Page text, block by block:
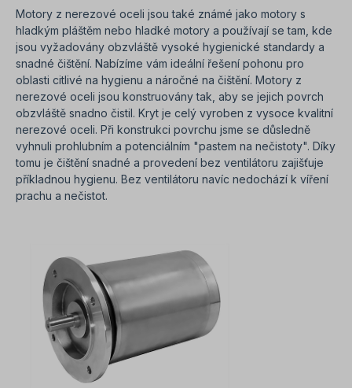
Motory z nerezové oceli jsou také známé jako motory s
hladkým pláštěm nebo hladké motory a používají se tam, kde
jsou vyžadovány obzvláště vysoké hygienické standardy a
snadné čištění. Nabízíme vám ideální řešení pohonu pro
oblasti citlivé na hygienu a náročné na čištění. Motory z
nerezové oceli jsou konstruovány tak, aby se jejich povrch
obzvláště snadno čistil. Kryt je celý vyroben z vysoce kvalitní
nerezové oceli. Při konstrukci povrchu jsme se důsledně
vyhnuli prohlubním a potenciálním "pastem na nečistoty". Díky
tomu je čištění snadné a provedení bez ventilátoru zajišťuje
příkladnou hygienu. Bez ventilátoru navíc nedochází k víření
prachu a nečistot.